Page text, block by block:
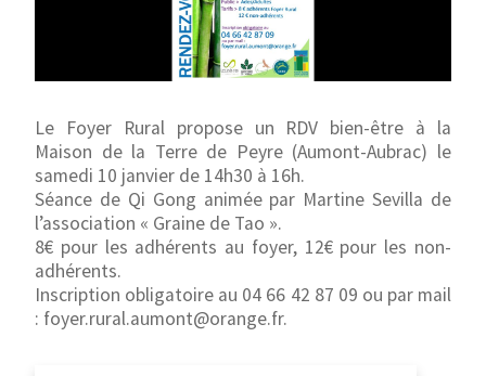
Le Foyer Rural propose un RDV bien-être à la
Maison de la Terre de Peyre (Aumont-Aubrac) le
samedi 10 janvier de 14h30 à 16h.
Séance de Qi Gong animée par Martine Sevilla de
l’association « Graine de Tao ».
8€ pour les adhérents au foyer, 12€ pour les non-
adhérents.
Inscription obligatoire au 04 66 42 87 09 ou par mail
: foyer.rural.aumont@orange.fr.